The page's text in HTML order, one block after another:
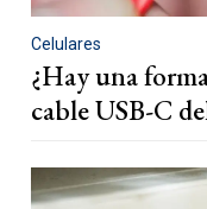
Celulares
¿Hay una
cable USB-C